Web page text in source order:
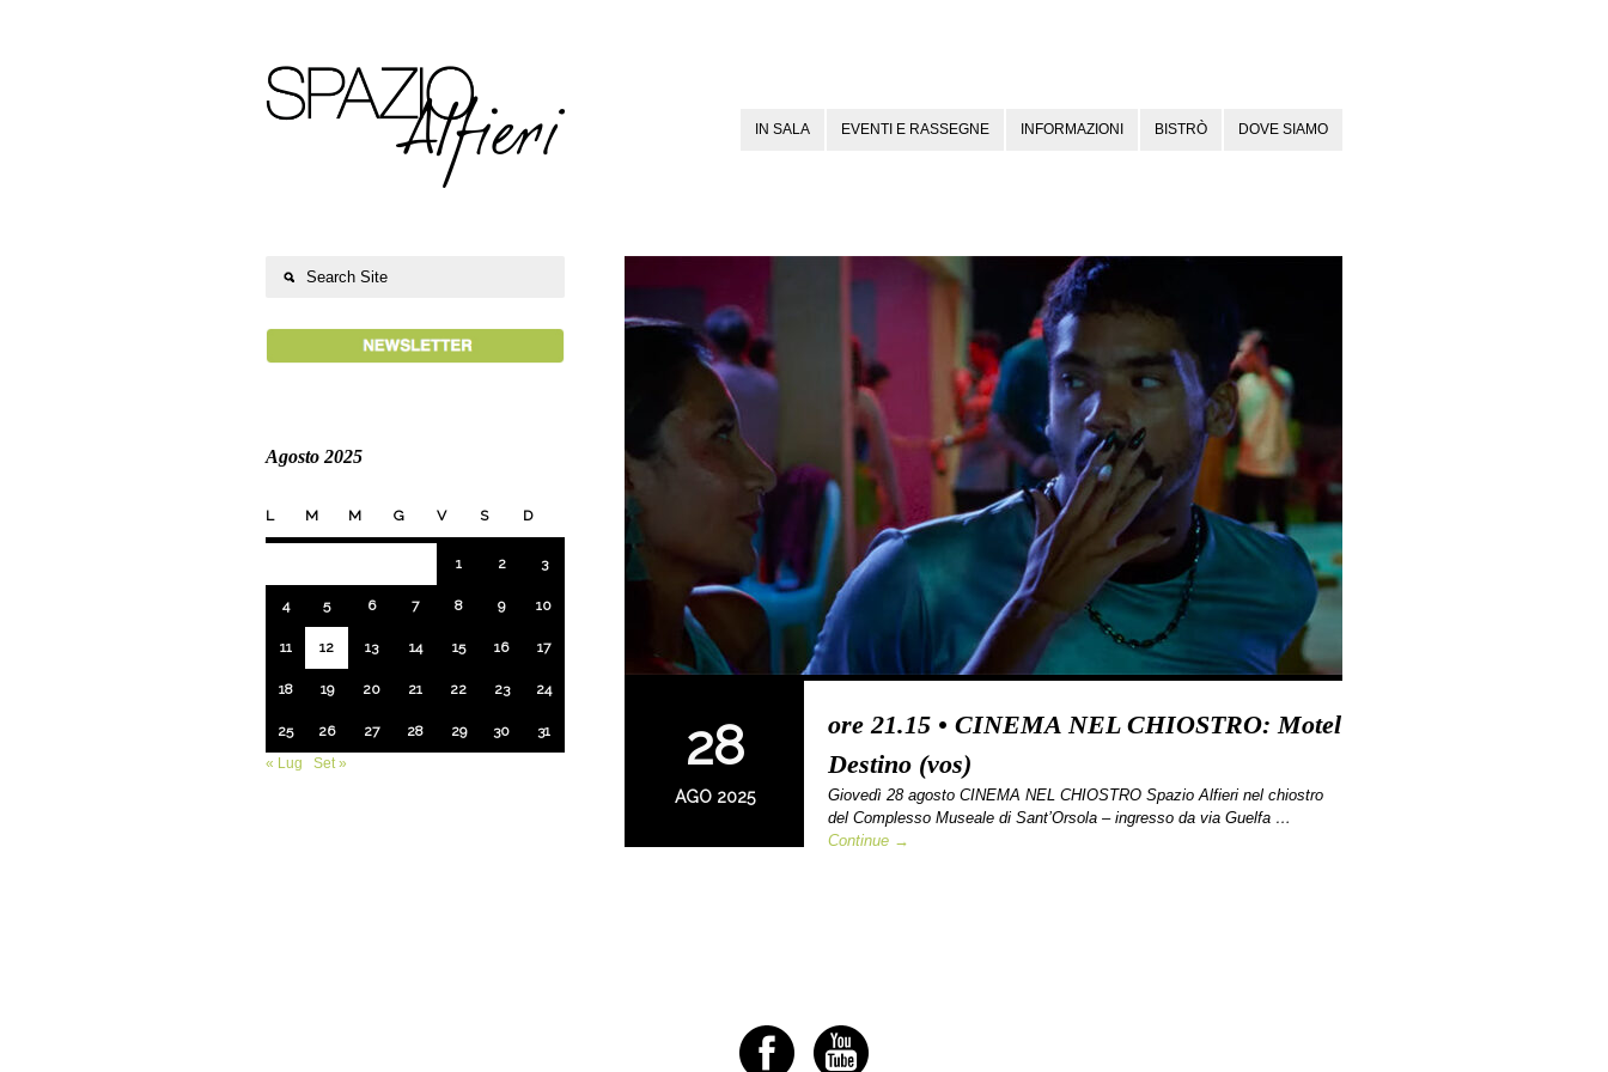
IN SALA EVENTI E RASSEGNE INFORMAZIONI BISTRÒ DOVE SIAMO
28
AGO 2025
ore 21.15 • CINEMA NEL CHIOSTRO: Motel
Destino (vos)
Giovedì 28 agosto CINEMA NEL CHIOSTRO Spazio Alfieri nel chiostro
del Complesso Museale di Sant’Orsola – ingresso da via Guelfa …
Continue →
Agosto 2025
L M M G V S D
1 2 3
4 5 6 7 8 9 10
11 12 13 14 15 16 17
18 19 20 21 22 23 24
25 26 27 28 29 30
31
« Lug
Set »